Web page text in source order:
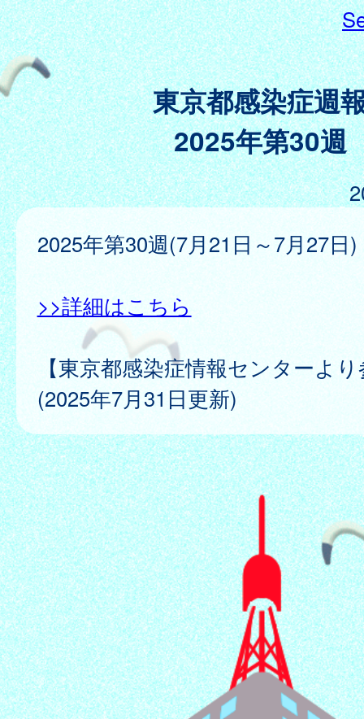
東京都感染症週
2025年第30週
2025年第30週(7月21日～7月27日)
>>詳細はこちら
【東京都感染症情報センターよ
(2025年7月31日更新)